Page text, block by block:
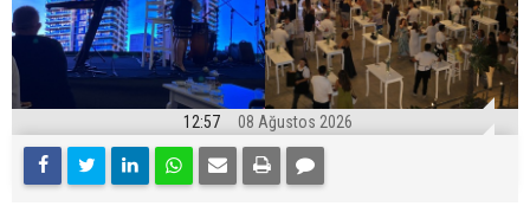
12:57 08 Ağustos 2026